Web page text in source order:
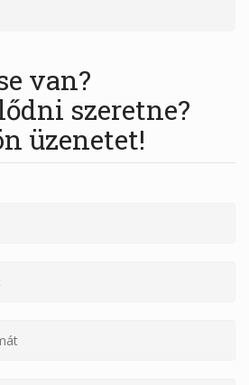
van?
szeretne?
üzenetet!